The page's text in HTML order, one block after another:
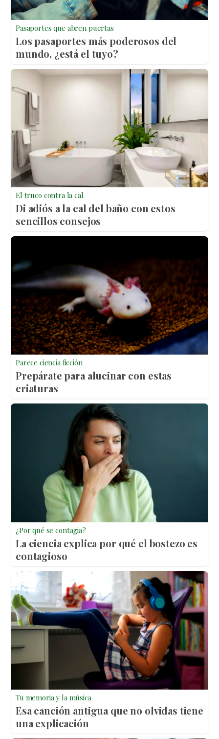
Pasaportes que abren puertas
Los pasaportes más poderosos del
mundo, ¿está el tuyo?
El truco contra la cal
Di adiós a la cal del baño con estos
sencillos consejos
Parece ciencia ficción
Prepárate para alucinar con estas
criaturas
¿Por qué se contagia?
La ciencia explica por qué el bostezo es
contagioso
Tu memoria y la música
Esa canción antigua que no olvidas tiene
una explicación